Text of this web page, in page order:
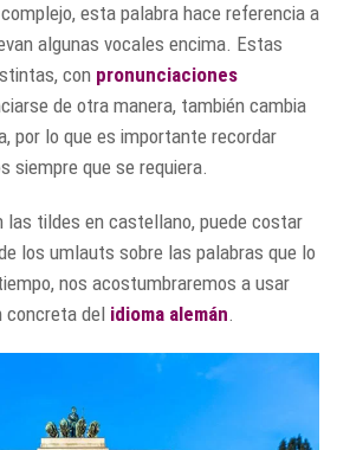
esta palabra hace referencia a
algunas vocales encima. Estas
con pronunciaciones
de otra manera, también cambia
por lo que es importante recordar
siempre que se requiera.
las tildes en castellano, puede costar
los umlauts sobre las palabras que lo
nos acostumbraremos a usar
concreta del idioma alemán.